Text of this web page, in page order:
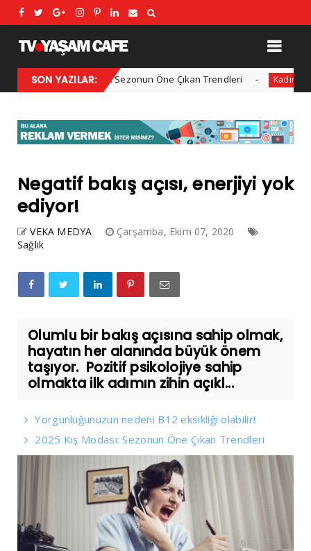
SON YAZILAR:
2025 Kış Modası: Sezonun Öne Çıkan Trendleri Kadın Her
Negatif bakış açısı, enerjiyi yok
ediyor!
VEKA MEDYA
Çarşamba, Ekim 07, 2020
Sağlık
Olumlu bir bakış açısına sahip olmak,
hayatın her alanında büyük önem
taşıyor. Pozitif psikolojiye sahip
olmakta ilk adımın zihin açıkl...
Yorgunluğunuzun nedeni B12 eksikliği olabilir!
2025 Kış Modası: Sezonun Öne Çıkan Trendleri